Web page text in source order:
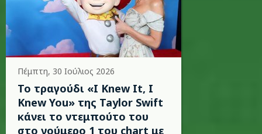
Πέμπτη, 30 Ιούλιος 2026
Το τραγούδι «I Knew It, I
Knew You» της Taylor Swift
κάνει το ντεμπούτο του
στο νούμερο 1 του chart με